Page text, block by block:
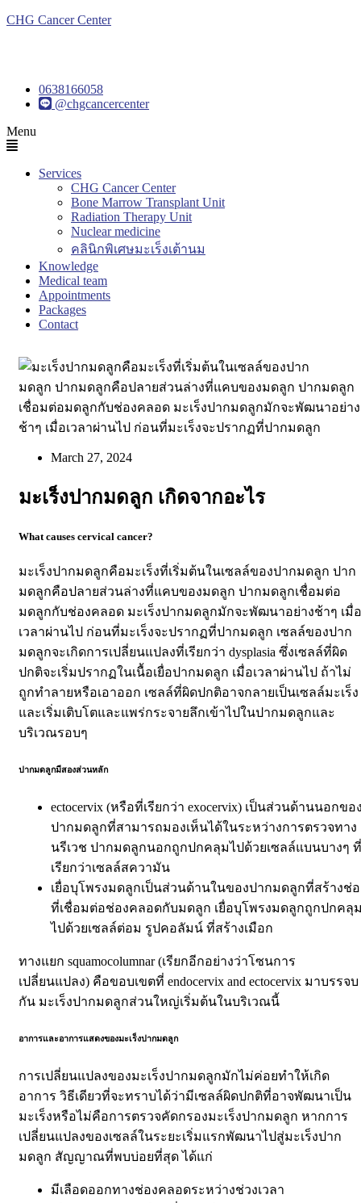
CHG Cancer Center
0638166058
@chgcancercenter
Menu
Services
CHG Cancer Center
Bone Marrow Transplant Unit
Radiation Therapy Unit
Nuclear medicine
คลินิกพิเศษมะเร็งเต้านม
Knowledge
Medical team
Appointments
Packages
Contact
March 27, 2024
มะเร็งปากมดลูก เกิดจากอะไร
What causes cervical cancer?
มะเร็งปากมดลูกคือมะเร็งที่เริ่มต้นในเซลล์ของปากมดลูก ปาก
มดลูกคือปลายส่วนล่างที่แคบของมดลูก ปากมดลูกเชื่อมต่อ
มดลูกกับช่องคลอด มะเร็งปากมดลูกมักจะพัฒนาอย่างช้าๆ เมื่อ
เวลาผ่านไป ก่อนที่มะเร็งจะปรากฏที่ปากมดลูก เซลล์ของปาก
มดลูกจะเกิดการเปลี่ยนแปลงที่เรียกว่า dysplasia ซึ่งเซลล์ที่ผิด
ปกติจะเริ่มปรากฏในเนื้อเยื่อปากมดลูก เมื่อเวลาผ่านไป ถ้าไม่
ถูกทำลายหรือเอาออก เซลล์ที่ผิดปกติอาจกลายเป็นเซลล์มะเร็ง
และเริ่มเติบโตและแพร่กระจายลึกเข้าไปในปากมดลูกและ
บริเวณรอบๆ
ปากมดลูกมีสองส่วนหลัก
ectocervix (หรือที่เรียกว่า exocervix) เป็นส่วนด้านนอกขอ
ปากมดลูกที่สามารถมองเห็นได้ในระหว่างการตรวจทาง
นรีเวช ปากมดลูกนอกถูกปกคลุมไปด้วยเซลล์แบนบางๆ ที่
เรียกว่าเซลล์สความัน
เยื่อบุโพรงมดลูกเป็นส่วนด้านในของปากมดลูกที่สร้างช่
ที่เชื่อมต่อช่องคลอดกับมดลูก เยื่อบุโพรงมดลูกถูกปกคลุ
ไปด้วยเซลล์ต่อม รูปคอลัมน์ ที่สร้างเมือก
ทางแยก squamocolumnar (เรียกอีกอย่างว่าโซนการ
เปลี่ยนแปลง) คือขอบเขตที่ endocervix and ectocervix มาบรรจบ
กัน มะเร็งปากมดลูกส่วนใหญ่เริ่มต้นในบริเวณนี้
อาการและอาการแสดงของมะเร็งปากมดลูก
การเปลี่ยนแปลงของมะเร็งปากมดลูกมักไม่ค่อยทำให้เกิด
อาการ วิธีเดียวที่จะทราบได้ว่ามีเซลล์ผิดปกติที่อาจพัฒนาเป็น
มะเร็งหรือไม่คือการตรวจคัดกรองมะเร็งปากมดลูก หากการ
เปลี่ยนแปลงของเซลล์ในระยะเริ่มแรกพัฒนาไปสู่มะเร็งปาก
มดลูก สัญญาณที่พบบ่อยที่สุด ได้แก่
มีเลือดออกทางช่องคลอดระหว่างช่วงเวลา